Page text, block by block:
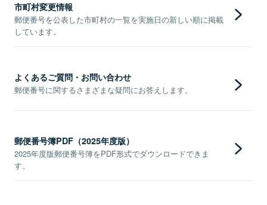
市町村変更情報
郵便番号を公表した市町村の一覧を実施日の新しい順に掲載
しています。
よくあるご質問・お問い合わせ
郵便番号に関するさまざまな疑問にお答えします。
郵便番号簿PDF（2025年度版）
2025年度版郵便番号簿をPDF形式でダウンロードできま
す。